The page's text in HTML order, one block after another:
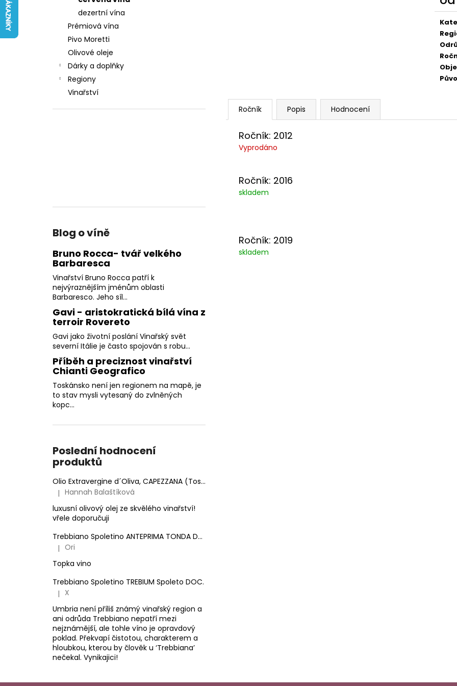
dezertní vína
Prémiová vína
Pivo Moretti
Olivové oleje
Dárky a doplňky
Regiony
Vinařství
Blog o víně
Bruno Rocca- tvář velkého
Barbaresca
Vinařství Bruno Rocca patří k
nejvýraznějším jménům oblasti
Barbaresco. Jeho síl...
Gavi - aristokratická bílá vína z
terroir Rovereto
Gavi jako životní poslání Vinařský svět
severní Itálie je často spojován s robu...
Příběh a preciznost vinařství
Chianti Geografico
Toskánsko není jen regionem na mapě, je
to stav mysli vytesaný do zvlněných
kopc...
Poslední hodnocení
produktů
Olio Extravergine d´Oliva, CAPEZZANA (Toskánsko) - 0,5 l
Hodnocení produktu je 5 z 5 hvězdiček.
| Hannah Balaštíková
luxusní olivový olej ze skvělého vinařství!
vřele doporučuji
Trebbiano Spoletino ANTEPRIMA TONDA DOC.
Hodnocení produktu je 5 z 5 hvězdiček.
| Ori
Topka vino
Trebbiano Spoletino TREBIUM Spoleto DOC.
Hodnocení produktu je 5 z 5 hvězdiček.
| X
Umbria není příliš známý vinařský region a
ani odrůda Trebbiano nepatří mezi
nejznámější, ale tohle víno je opravdový
poklad. Překvapí čistotou, charakterem a
hloubkou, kterou by člověk u ‘Trebbiana’
nečekal. Vynikajici!
Popis Hodnocení
Ročník: 2012
Vyprodáno
Ročník: 2016
skladem
Ročník: 2019
skladem
242 Kč